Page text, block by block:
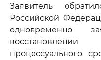
Заявитель
Российской
одновременно
процессуального